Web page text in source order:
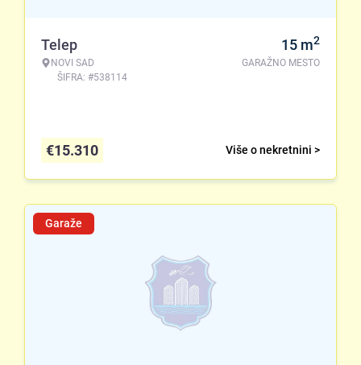
Telep
NOVI SAD
ŠIFRA: #538114
15 m2
GARAŽNO MESTO
Više o nekretnini >
€15.310
Garaže